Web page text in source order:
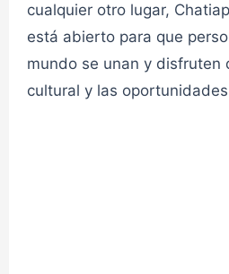
CHAT PREADOLENCENTES
Chat Cupido
cualquier otro lugar,
está abierto para que
mundo se unan y disfruten
cultural y las